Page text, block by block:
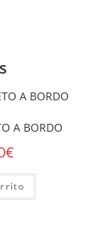
A BORDO
€